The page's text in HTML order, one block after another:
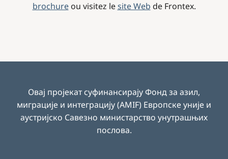
brochureou visitez lesite Web de Frontex.
Овај пројекат суфинансирају Фонд за азил,
миграције и интеграцију (AMIF) Европске уније и
аустријско Савезно министарство унутрашњих
послова.